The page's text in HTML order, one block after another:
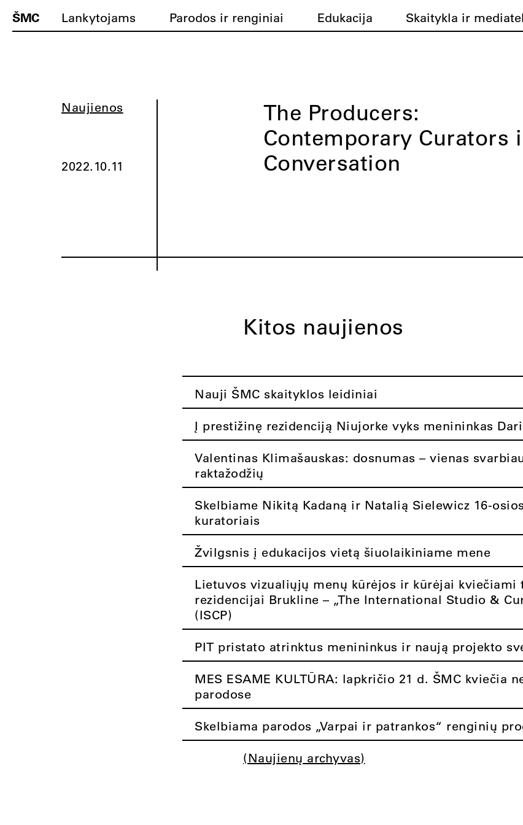
ŠMC Lankytojams Parodos ir renginiai Edukacija Skaitykla ir
Naujienos
2022.10.11
The Producers:
Contemporary Curators
Conversation
Kitos naujienos
Nauji ŠMC skaityklos leidiniai
Į prestižinę rezidenciją Niujorke vyks menininkas
Valentinas Klimašauskas: dosnumas – vienas
raktažodžių
Skelbiame Nikitą Kadaną ir Natalią Sielewicz 16-
kuratoriais
Žvilgsnis į edukacijos vietą šiuolaikiniame mene
Lietuvos vizualiųjų menų kūrėjos ir kūrėjai kviečiami
rezidencijai Brukline – „The International Studio &
(ISCP)
PIT pristato atrinktus menininkus ir naują projekto
MES ESAME KULTŪRA: lapkričio 21 d. ŠMC kviečia
parodose
Skelbiama parodos „Varpai ir patrankos“ renginių
(Naujienų archyvas)